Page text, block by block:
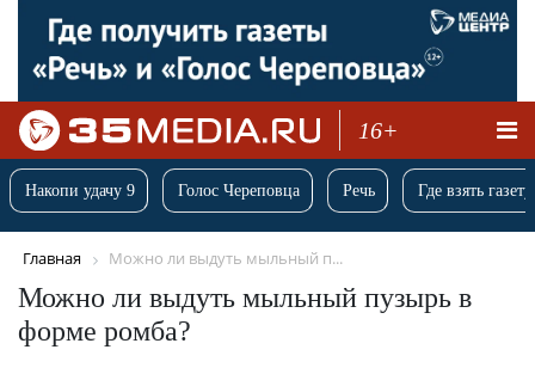
16+
Накопи удачу 9 Голос Череповца Речь Где взять
Главная Можно ли выдуть мыльный п...
Можно ли выдуть мыльный пузырь в
форме ромба?